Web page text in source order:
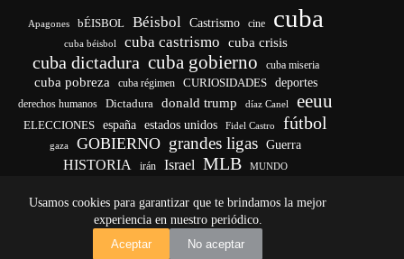
Usamos cookies para garantizar que te brindamos la mejor
experiencia en nuestro periódico.
Aceptar
No aceptar
Apagones bÉISBOL Béisbol Castrismo cine cuba
cuba béisbol cuba castrismo cuba crisis
cuba dictadura cuba gobierno cuba miseria
cuba pobreza cuba régimen CURIOSIDADES deportes
derechos humanos Dictadura donald trump díaz Canel eeuu
ELECCIONES españa estados unidos Fidel Castro fútbol
gaza GOBIERNO grandes ligas Guerra
HISTORIA irán Israel MLB MUNDO
Rusia
régimen cubano Trump Ucrania venezuela vida yankees
Copyright © 2026 - El Vigía de Cuba
Desarrollo, mantenimiento web y SEO por